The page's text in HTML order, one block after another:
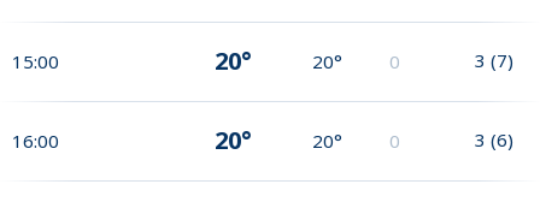
15:00 20° 20° 0 3 (7)
16:00 20° 20° 0 3 (6)